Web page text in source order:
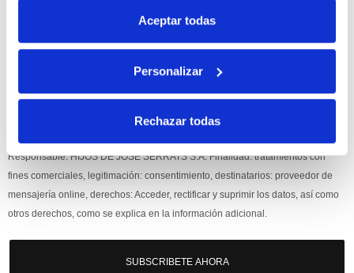
Aceptar todas
Personalizar
Rechazar todas
Si, he leído y acepto la política de protección de datos.
Responsable: HIJOS DE JOSÉ SERRATS S.A. Finalidad: tratamientos con
fines comerciales, legitimación: consentimiento, destinatarios: proveedor de
mensajería online, derechos: Acceder, rectificar y suprimir los datos, así como
otros derechos, como se explica en la información adicional.
SUBSCRIBETE AHORA